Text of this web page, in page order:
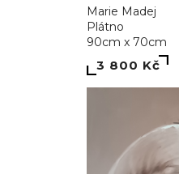
Marie Madej
Plátno
90cm x 70cm
3 800 Kč